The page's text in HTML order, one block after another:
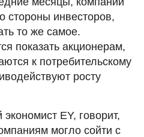
стороны инвесторов,
то же самое.
показать акционерам,
к потребительскому
росту
EY, говорит,
могло сойти с